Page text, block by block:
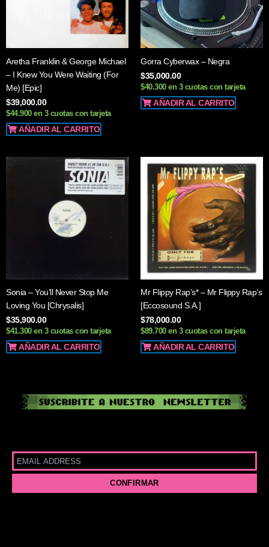
Aretha Franklin & George Michael
– I Knew You Were Waiting (For
Me) [Epic]
$39,000.00
$44.900 en 3 cuotas con tarjeta
AÑADIR AL CARRITO
Gorra Cyberwax – Negra
$35,000.00
$40.300 en 3 cuotas con tarjeta
AÑADIR AL CARRITO
Sonia – You’ll Never Stop Me
Loving You [Chrysalis]
$35,900.00
$41.300 en 3 cuotas con tarjeta
AÑADIR AL CARRITO
Mr Flippy Rap’s* – Mr Flippy Rap’s
[Eccosound S.A.]
$78,000.00
$89.700 en 3 cuotas con tarjeta
AÑADIR AL CARRITO